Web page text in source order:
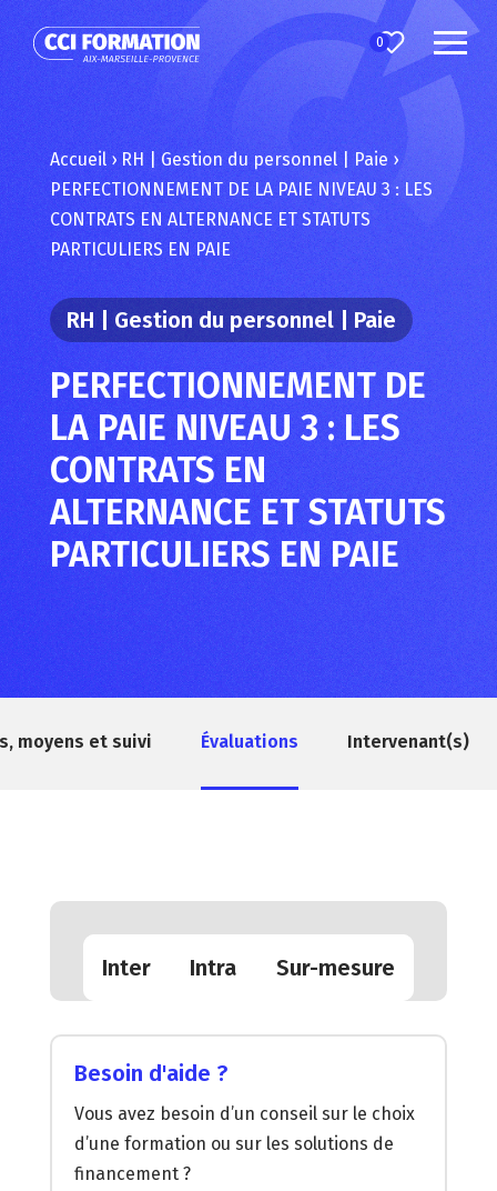
0
Accueil› RH | Gestion du personnel | Paie ›
PERFECTIONNEMENT DE LA PAIE NIVEAU 3 : LES
CONTRATS EN ALTERNANCE ET STATUTS
PARTICULIERS EN PAIE
RH | Gestion du personnel | Paie
PERFECTIONNEMENT DE
LA PAIE NIVEAU 3 : LES
CONTRATS EN
ALTERNANCE ET STATUTS
PARTICULIERS EN PAIE
moyens et suivi Évaluations Intervenant(s)
Inter Intra Sur-mesure
Besoin d'aide ?
Vous avez besoin d’un conseil sur le choix
d’une formation ou sur les solutions de
financement ?